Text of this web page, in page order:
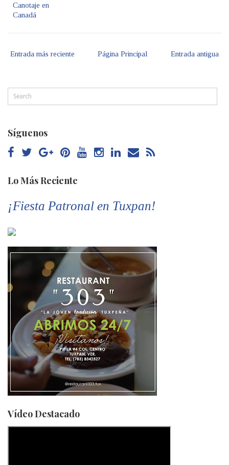
Canotaje en
Canadá
Entrada más reciente Entrada antigua
Página Principal
Síguenos
Lo Más Reciente
¡Fiesta Patronal en Tuxpan!
Vídeo Destacado